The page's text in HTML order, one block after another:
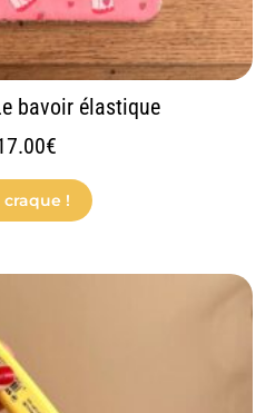
bavoir élastique
€
craque !
produit